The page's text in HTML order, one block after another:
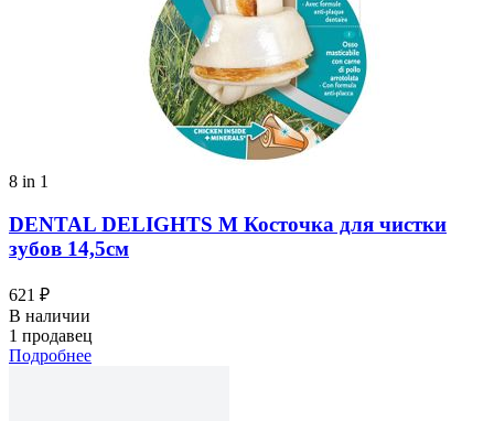
8 in 1
DENTAL DELIGHTS M Косточка для чистки
зубов 14,5см
621 ₽
В наличии
1 продавец
Подробнее